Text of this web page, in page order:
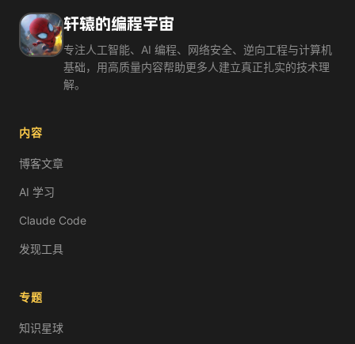
你在搜索引擎搜「好吃的水果」，它能找到「苹果很甜」——
核心概念：向量数据库把文本/图片转化为一组数字（向量）
向量搜索体验
向量数据库和传统数据库最大的区别是什么？
向量数据库速度更快
向量数据库不需要存储数据
向量数据库只能存文本
向量搜索的核心是「相似度计算」。语义相近的词（如「国
向量数据库在 AI 应用中的核心场景：RAG 检索增强（让 AI
向量数据库是 AI 应用的标配。当你需要「智能搜索」或「让
轩辕的编程宇宙
专注人工智能、AI 编程、网络安全、逆向工程与计算机
基础，用高质量内容帮助更多人建立真正扎实的技术理
解。
内容
博客文章
AI 学习
Claude Code
发现工具
专题
知识星球